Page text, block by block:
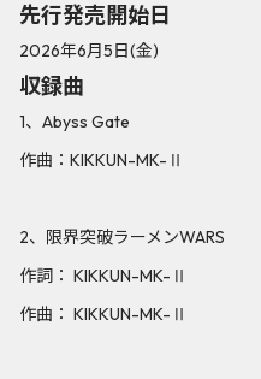
先行発売開始日
2026年6月5日(金)
収録曲
1、Abyss Gate
作曲：KIKKUN-MK-Ⅱ
2、限界突破ラーメンWARS
作詞： KIKKUN-MK-Ⅱ
作曲： KIKKUN-MK-Ⅱ